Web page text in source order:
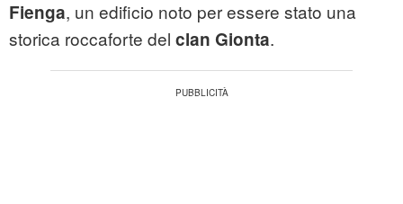
Fienga, un edificio noto per essere stato una
storica roccaforte del clan Gionta.